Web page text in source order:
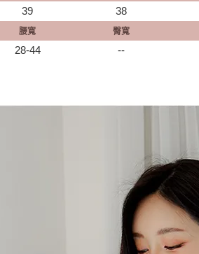
39 38
腰寬 臀寬
28-44 --